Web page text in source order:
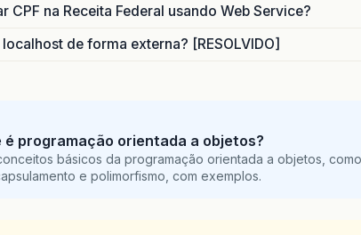
CPF na Receita Federal usando Web Service?
de forma externa? [RESOLVIDO]
é programação orientada a objetos?
básicos da programação orientada a objetos,
e polimorfismo, com exemplos.